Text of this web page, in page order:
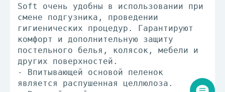
Soft очень удобны в использовании при
смене подгузника, проведении
гигиенических процедур. Гарантируют
комфорт и дополнительную защиту
постельного белья, колясок, мебели и
других поверхностей.
- Впитывающей основой пеленок
является распушенная целлюлоза.